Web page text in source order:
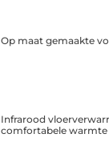
Op maat gemaakte
Infrarood
comfortabele warmte